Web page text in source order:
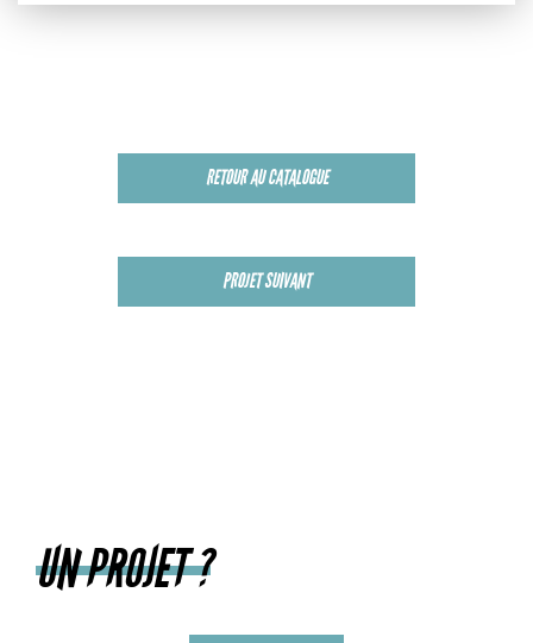
RETOUR AU CATALOGUE
PROJET SUIVANT
UN PROJET ?